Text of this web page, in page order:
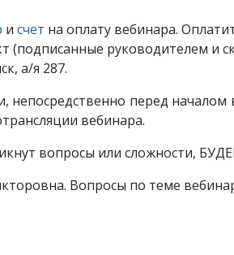
и счет на оплату вебинара.
руководителем и
а/я 287.
непосредственно перед
вебинара.
вопросы или сложности,
Вопросы по теме